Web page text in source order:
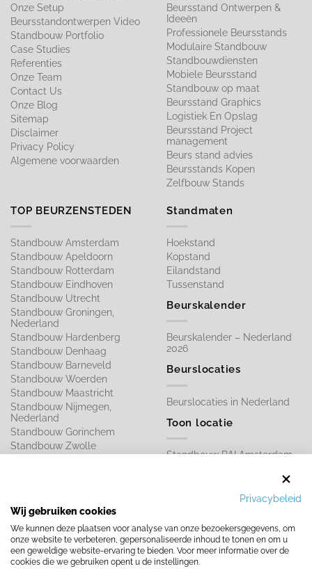
Onze Setup
Beursstandontwerpen Video
Standbouw Portfolio
Case Studies
Referenties
Onze Team
Contact Us
Onze Blog
Sitemap
Disclaimer
Privacy Policy
Algemene voorwaarden
Beursstand Ontwerpen &
Ideeën
Professionele Beursstands
Modulaire Standbouw
Standbouwdiensten
Mobiele Beursstand
Standbouw op maat​
Beursstand Graphics
Logistiek En Opslag
Beursstand Project
management
Beurs stand advies
Beursstands Kopen
Zelfbouw Stands
TOP BEURZENSTEDEN
Standbouw Amsterdam
Standbouw Apeldoorn
Standbouw Rotterdam
Standbouw Eindhoven
Standbouw Utrecht
Standbouw Groningen,
Nederland
Standbouw Hardenberg
Standbouw Denhaag
Standbouw Barneveld
Standbouw Woerden
Standbouw Maastricht
Standbouw Nijmegen,
Nederland
Standbouw Gorinchem
Standbouw Zwolle
Standmaten
Hoekstand
Kopstand
Eilandstand
Tussenstand
Beurskalender
Beurskalender – Nederland
2026
Beurslocaties
Beurslocaties in Nederland
Toon locatie
Standbouw RAI Amsterdam
Standbouw in Jaarbeurs,
VRAAG AI OVER ONS
Stel uw vraag over Beursstand.nl
Ontvang direct antwoord over onze standbouwdiensten in Nederland
Privacybeleid
Wij gebruiken cookies
We kunnen deze plaatsen voor analyse van onze bezoekersgegevens, om
onze website te verbeteren, gepersonaliseerde inhoud te tonen en om u
een geweldige website-ervaring te bieden. Voor meer informatie over de
cookies die we gebruiken opent u de instellingen.